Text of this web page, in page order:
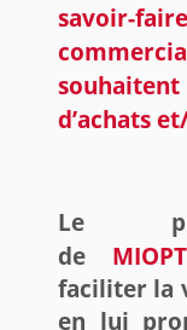
savoir-
d’achats
Le
de
faciliter la
en lui